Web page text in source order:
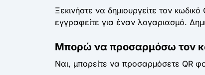
Ξεκινήστε να δημιουργείτε τον
εγγραφείτε για έναν λογαριασμό.
Μπορώ να προσαρμόσω τον
Ναι, μπορείτε να προσαρμόσετε QR